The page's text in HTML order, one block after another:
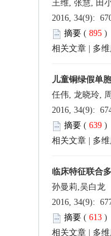
王维, 张慧, 田
2016, 34(9):
摘要 (895 )
相关文章
多
儿童铜绿假单
任伟, 龙晓玲,
2016, 34(9):
摘要 (639 )
相关文章
多
临床特征联合
孙曼莉,吴白龙
2016, 34(9):
摘要 (613 )
相关文章
多